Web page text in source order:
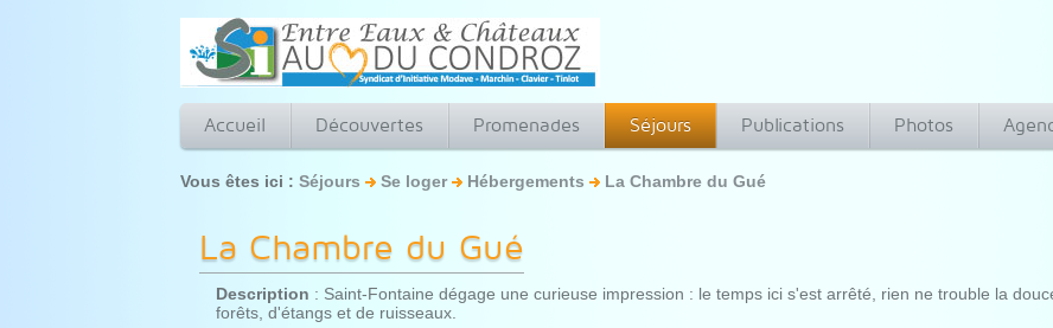
Accueil Découvertes Promenades Séjours Publications Photos
Vous êtes ici : Séjours Se loger Hébergements La Chambre du Gué
La Chambre du Gué
Description : Saint-Fontaine dégage une curieuse impression : le temps ici s'est arrêté, rien ne trouble la
forêts, d'étangs et de ruisseaux.